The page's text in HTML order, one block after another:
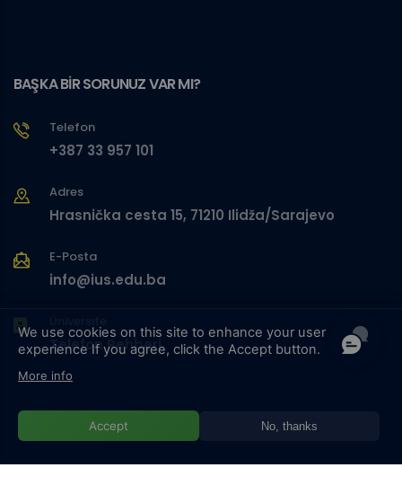
BAŞKA BİR SORUNUZ VAR MI?
Telefon
+387 33 957 101
Adres
Hrasnička cesta 15, 71210 Ilidža/Sarajevo
E-Posta
info@ius.edu.ba
Telefon Rehberi
We use cookies on this site to enhance your user
experience If you agree, click the Accept button.
More info
Accept No, thanks